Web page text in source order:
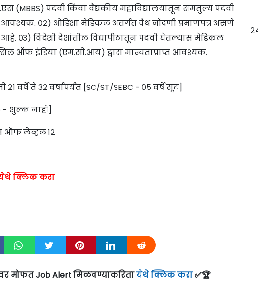
(MBBS) पदवी किंवा वैद्यकीय महाविद्यालयातून समतुल्य पदवी
आवश्यक. ०२) ओडिशा मेडिकल अंतर्गत वैध नोंदणी प्रमाणपत्र असणे
०३) विदेशी देशांतील विद्यापीठातून पदवी घेतल्यास मेडिकल
ऑफ इंडिया (एम.सी.आय) द्वारा मान्यताप्राप्त आवश्यक.
२१ वर्षे ते ३२ वर्षापर्यंत [SC/ST/SEBC - ०५ वर्षे सूट]
- शुल्क नाही]
ऑफ लेव्हल १२
क्लिक करा
मोफत Job Alert मिळवण्याकरितायेथे क्लिक करा✅🏆